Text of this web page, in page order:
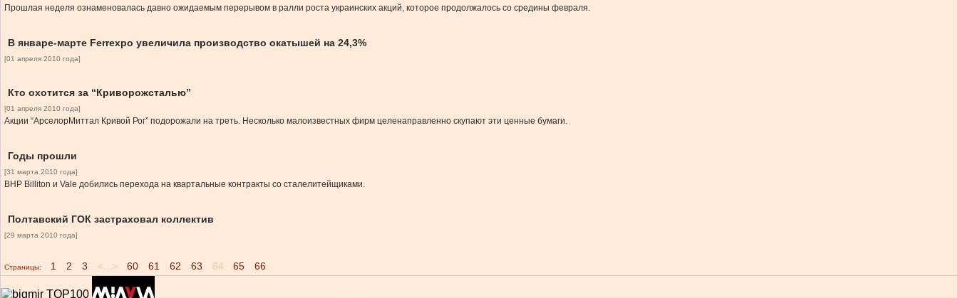
Прошлая неделя ознаменовалась давно ожидаемым перерывом в ралли роста украинских акций, которое продолжалось со средины февраля.
В январе-марте Ferrexpo увеличила производство окатышей на 24,3%
[01 апреля 2010 года]
Кто охотится за “Криворожсталью”
[01 апреля 2010 года]
Акции “АрселорМиттал Кривой Рог” подорожали на треть. Несколько малоизвестных фирм целенаправленно скупают эти ценные бумаги.
Годы прошли
[31 марта 2010 года]
BHP Billiton и Vale добились перехода на квартальные контракты со сталелитейщиками.
Полтавский ГОК застраховал коллектив
[29 марта 2010 года]
Страницы: 1 2 3 <...> 60 61 62 63 64 65 66